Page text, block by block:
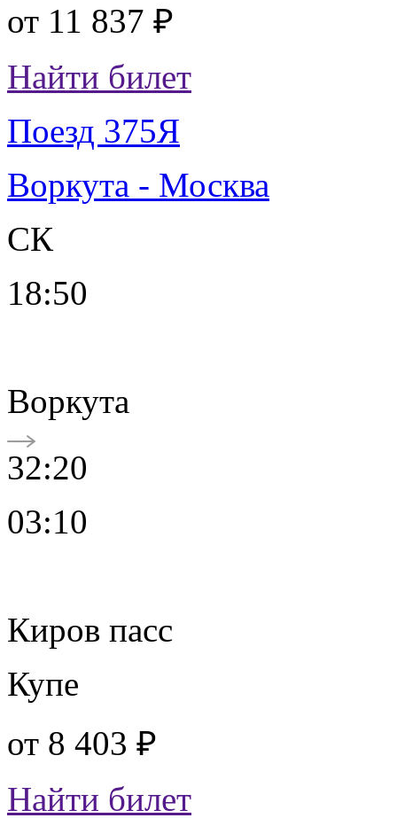
от 11 837 ₽
Найти билет
Поезд 375Я
Воркута - Москва
СК
18:50
Воркута
32:20
03:10
Киров пасс
Купе
от 8 403 ₽
Найти билет